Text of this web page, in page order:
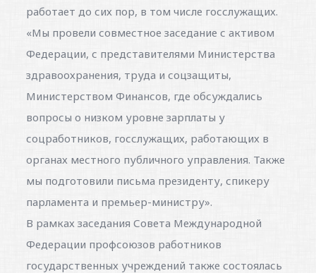
работает до сих пор, в том числе госслужащих.
«Мы провели совместное заседание с активом
Федерации, с представителями Министерства
здравоохранения, труда и соцзащиты,
Министерством Финансов, где обсуждались
вопросы о низком уровне зарплаты у
соцработников, госслужащих, работающих в
органах местного публичного управления. Также
мы подготовили письма президенту, спикеру
парламента и премьер-министру».
В рамках заседания Совета Международной
Федерации профсоюзов работников
государственных учреждений также состоялась